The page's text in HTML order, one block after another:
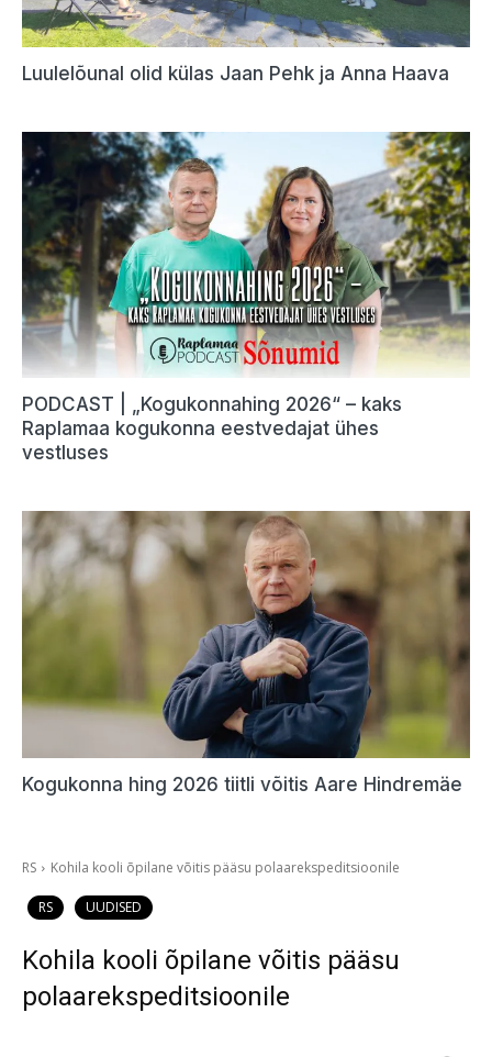
Luulelõunal olid külas Jaan Pehk ja Anna Haava
PODCAST | „Kogukonnahing 2026“ – kaks
Raplamaa kogukonna eestvedajat ühes
vestluses
Kogukonna hing 2026 tiitli võitis Aare Hindremäe